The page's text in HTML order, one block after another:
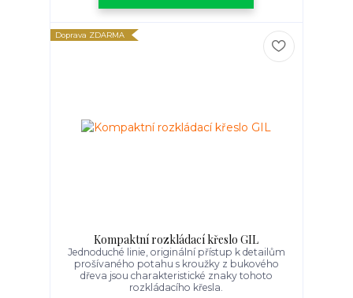
Doprava ZDARMA
Kompaktní rozkládací křeslo GIL
Jednoduché linie, originální přístup k detailům
prošívaného potahu s kroužky z bukového
dřeva jsou charakteristické znaky tohoto
rozkládacího křesla.